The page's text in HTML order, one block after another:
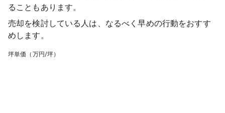
ることもあります。
売却を検討している人は、なるべく早めの行動をおすす
めします。
坪単価（万円/坪）